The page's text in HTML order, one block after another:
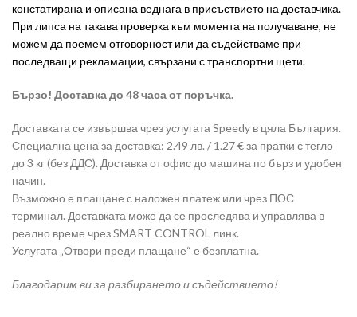
констатирана и описана веднага в присъствието на доставчика.
При липса на такава проверка към момента на получаване, не
можем да поемем отговорност или да съдействаме при
последващи рекламации, свързани с транспортни щети.
Бързо! Доставка до 48 часа от поръчка.
Доставката се извършва чрез услугата Speedy в цяла България.
Специална цена за доставка: 2.49 лв. / 1.27 € за пратки с тегло
до 3 кг (без ДДС). Доставка от офис до машина по бърз и удобен
начин.
Възможно е плащане с наложен платеж или чрез ПОС
терминал. Доставката може да се проследява и управлява в
реално време чрез SMART CONTROL линк.
Услугата „Отвори преди плащане“ е безплатна.
Благодарим ви за разбирането и съдействието!